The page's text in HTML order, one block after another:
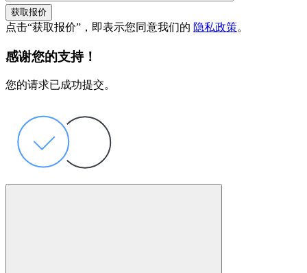
获取报价
点击“获取报价”，即表示您同意我们的 隐私政策。
感谢您的支持！
您的请求已成功提交。